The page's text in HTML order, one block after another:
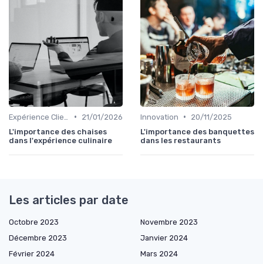
•
21/01/2026
L'importance des chaises
dans l'expérience culinaire
Innovation •
20/11/2025
L'importance des banquettes
dans les restaurants
Les articles par date
Octobre 2023
Novembre 2023
Décembre 2023
Janvier 2024
Février 2024
Mars 2024